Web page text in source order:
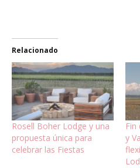
Relacionado
Rosell Boher Lodge y una
propuesta única para
celebrar las Fiestas
Fin
y